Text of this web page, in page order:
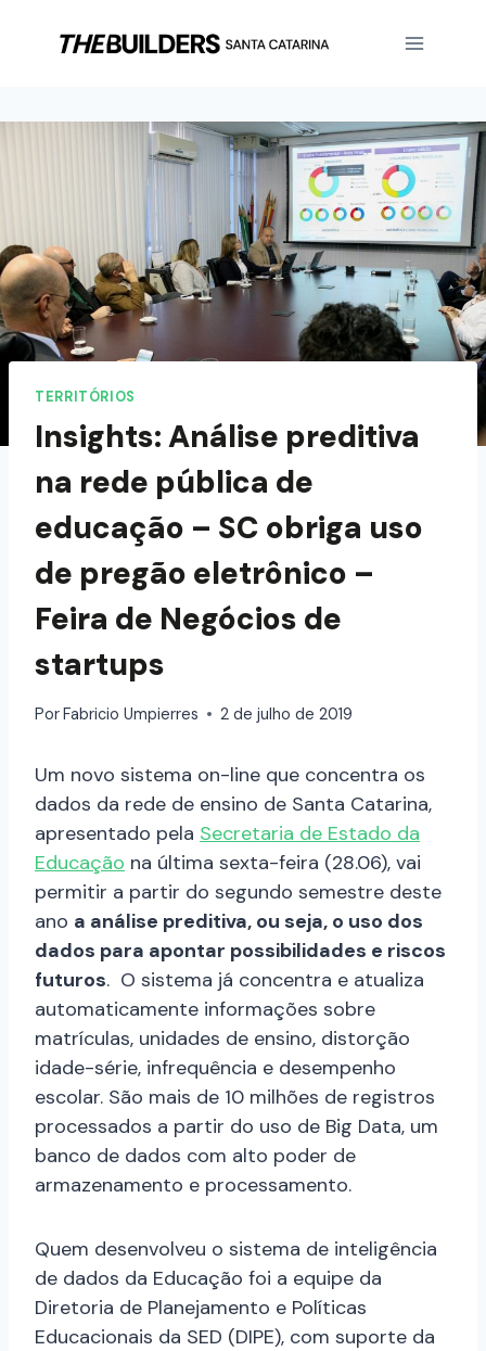
TERRITÓRIOS
Insights: Análise preditiva
na rede pública de
educação – SC obriga uso
de pregão eletrônico –
Feira de Negócios de
startups
PorFabricio Umpierres 2 de julho de 2019
Um novo sistema on-line que concentra os
dados da rede de ensino de Santa Catarina,
apresentado pela Secretaria de Estado da
Educação na última sexta-feira (28.06), vai
permitir a partir do segundo semestre deste
ano a análise preditiva, ou seja, o uso dos
dados para apontar possibilidades e riscos
futuros. O sistema já concentra e atualiza
automaticamente informações sobre
matrículas, unidades de ensino, distorção
idade-série, infrequência e desempenho
escolar. São mais de 10 milhões de registros
processados a partir do uso de Big Data, um
banco de dados com alto poder de
armazenamento e processamento.
Quem desenvolveu o sistema de inteligência
de dados da Educação foi a equipe da
Diretoria de Planejamento e Políticas
Educacionais da SED (DIPE), com suporte da